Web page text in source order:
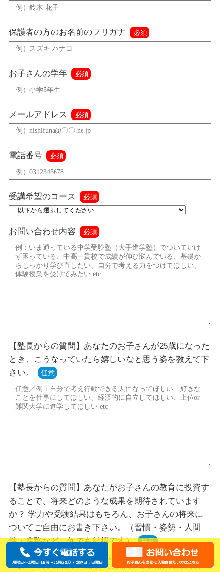
保護者の方のお名前のフリガナ 必須
お子さんの学年 必須
メールアドレス 必須
電話番号 必須
受講希望のコース 必須
お問い合わせ内容 必須
【塾長からの質問】あなたのお子さんが25歳になった
とき、こうなっていたら嬉しいなと思う姿を教えて下
さい。
任意
【塾長からの質問】あなたがお子さんの教育に投資す
ることで、将来どのような成果を期待されています
か？ 学力や受験結果はもちろん、お子さんの将来に
ついてご自由にお書き下さい。（習慣・姿勢・人間
性・進路など、何でも結構です）
任意